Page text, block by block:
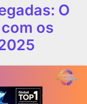
O
os